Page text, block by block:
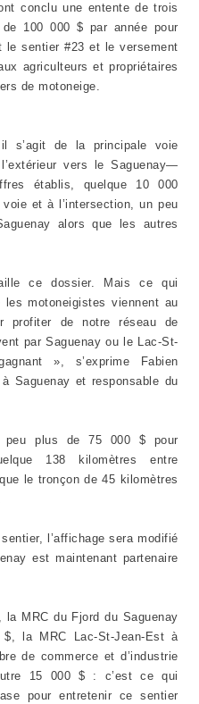
conclu une entente de trois
100 000 $ par année pour
le sentier #23 et le versement
agriculteurs et propriétaires
de motoneige.
s’agit de la principale voie
vers le Saguenay—
établis, quelque 10 000
et à l’intersection, un peu
alors que les autres
ce dossier. Mais ce qui
les motoneigistes viennent au
profiter de notre réseau de
par Saguenay ou le Lac-St-
», s’exprime Fabien
Saguenay et responsable du
peu plus de 75 000 $ pour
138 kilomètres entre
le tronçon de 45 kilomètres
l’affichage sera modifié
est maintenant partenaire
MRC du Fjord du Saguenay
la MRC Lac-St-Jean-Est à
de commerce et d’industrie
15 000 $ : c’est ce qui
pour entretenir ce sentier